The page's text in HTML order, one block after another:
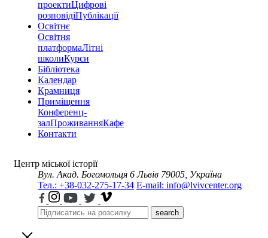
проектиЦифрові
розповідіПублікації
Освітнє
Освітня
платформаЛітні
школиКурси
Бібліотека
Календар
Крамниця
Приміщення
Конференц-
залПроживанняКафе
Контакти
Центр міської історії
Вул. Акад. Богомольця 6 Львів 79005, Україна
Тел.: +38-032-275-17-34 E-mail: info@lvivcenter.org
search